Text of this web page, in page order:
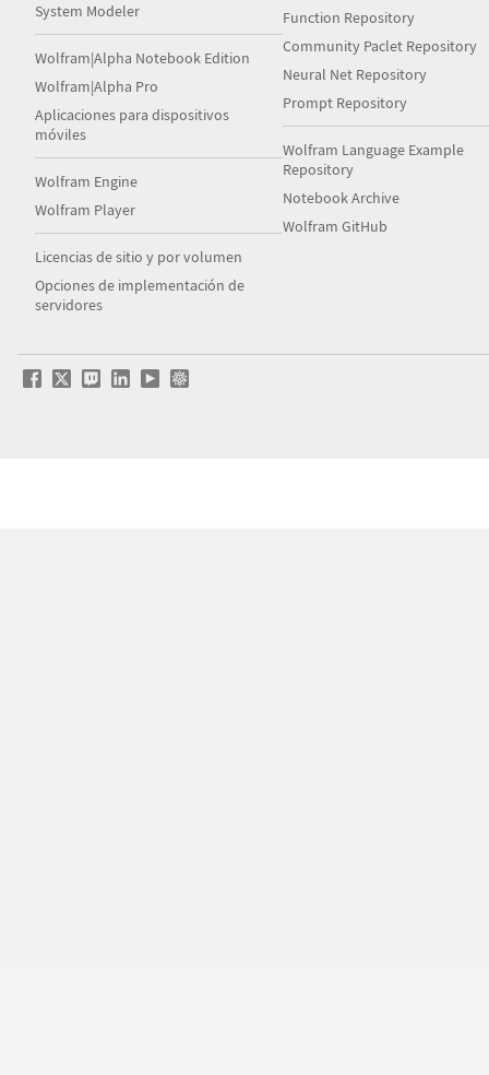
System Modeler
Wolfram|Alpha Notebook Edition
Wolfram|Alpha Pro
Aplicaciones para dispositivos
móviles
Wolfram Engine
Wolfram Player
Licencias de sitio y por volumen
Opciones de implementación de
servidores
Function Repository
Community Paclet Repository
Neural Net Repository
Prompt Repository
Wolfram Language Example
Repository
Notebook Archive
Wolfram GitHub